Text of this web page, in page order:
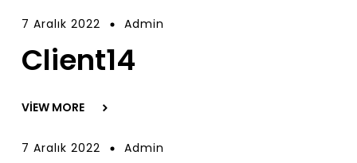
7 Aralık 2022 Admin
Client14
VIEW MORE
7 Aralık 2022 Admin